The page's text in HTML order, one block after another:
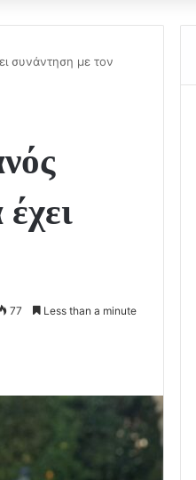
συνάντηση με τον
77 Less than a minute